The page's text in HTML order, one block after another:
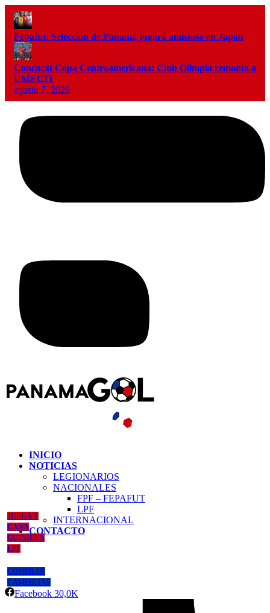
Fepafut: Selección de Panamá jugará amistoso en Japón
Concacaf Copa Centroamericana: Club Olimpia remonta a
UMECIT
agosto 7, 2026
INICIO
NOTICIAS
LEGIONARIOS
NACIONALES
FPF – FEPAFUT
LPF
INTERNACIONAL
CONTACTO
JUEGA Y
GANA
QUINIELA
LPF
COMPRAR
CAMISETAS
Facebook 30,0K